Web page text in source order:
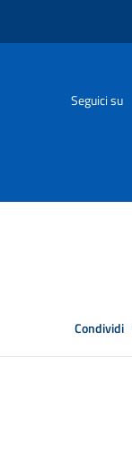
Seguici su
Condividi